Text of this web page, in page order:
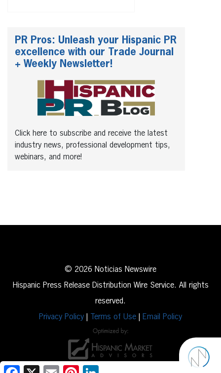
PR Pros: Unleash your Hispanic PR
excellence with our Trade Journal
+ Weekly Newsletter!
Click here to subscribe and receive the latest
industry news, professional development tips,
webinars, and more!
© 2026 Noticias Newswire
Hispanic Press Release Distribution Wire Service. All rights
reserved.
Privacy Policy
Terms of Use Email Policy
Facebook
X Email Pinterest